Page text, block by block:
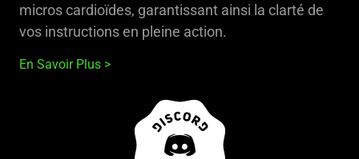
micros cardioïdes, garantissant ainsi la clarté de
vos instructions en pleine action.
En Savoir Plus